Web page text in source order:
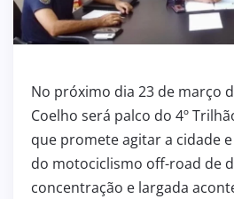
No próximo dia 23 de março
Coelho será palco do 4º
que promete agitar a cidade
do motociclismo off-road de
concentração e largada